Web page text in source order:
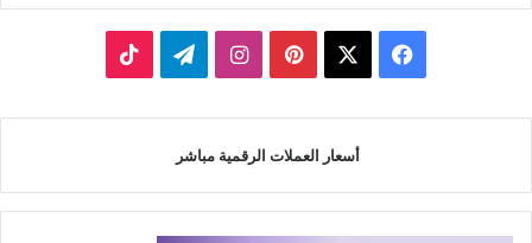
فيسبوك بينتيريستانستقرامتيلقرام
أسعار العملات الرقمية مباشر